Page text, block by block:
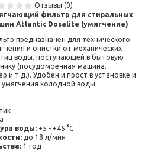
Отзывы (0)
фильтр для стиральных
Atlantic Dosalite (умягчение)
предназначен для технического
и очистки от механических
воды, поступающей в бытовую
(посудомоечная машина,
и т.д.). Удобен и прост в установке и
холодной воды.
воды: +5 - +45 °C
до 18 л/мин
1 год